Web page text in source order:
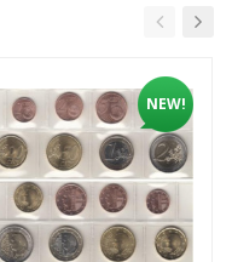
NEW!